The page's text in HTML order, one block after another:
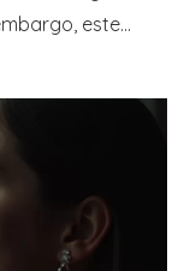
este…